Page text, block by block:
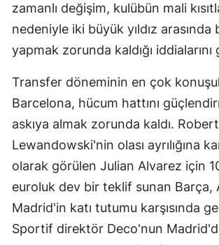
zamanlı değişim, kulübün mali
nedeniyle iki büyük yıldız arasında
yapmak zorunda kaldığı
Transfer döneminin en çok
Barcelona, hücum hattını
askıya almak zorunda kaldı. Robert
Lewandowski'nin olası ayrılığına
olarak görülen Julian Alvarez için
euroluk dev bir teklif sunan Barça,
Madrid'in katı tutumu karşısında
Sportif direktör Deco'nun